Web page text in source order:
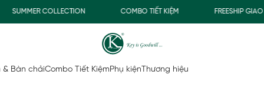
SUMMER COLLECTION COMBO TIẾT KIỆM FREESHIP GIAO
& Bàn chảiCombo Tiết KiệmPhụ kiện Thương hiệu